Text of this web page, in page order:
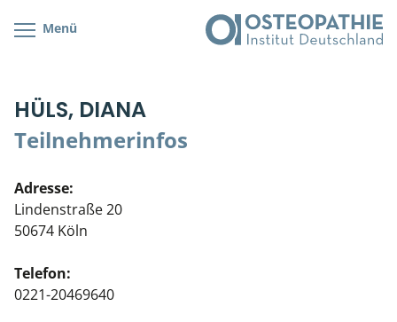
Menü
HÜLS, DIANA
Teilnehmerinfos
Adresse:
Lindenstraße 20
50674 Köln
Telefon:
0221-20469640
Cranial/Neurale Osteopathie
Parietale Osteopathie
Viszerale Osteopathie
Klinische & Praktische Kurse
Prüfung & Zertifikation
Bonus-Programm
Veranstaltungsticket DB
Wissenswertes
Teilnehmerliste
Stellenbörse
Soziales Engagement